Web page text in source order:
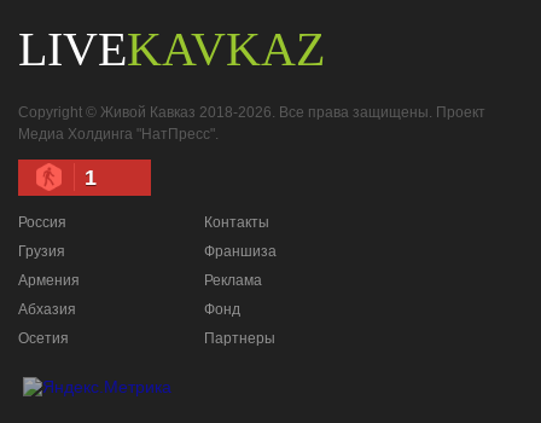
LIVEKAVKAZ
Copyright © Живой Кавказ 2018-2026. Все права защищены. Проект
Медиа Холдинга "НатПресс".
1
Россия
Грузия
Армения
Абхазия
Осетия
Контакты
Франшиза
Реклама
Фонд
Партнеры